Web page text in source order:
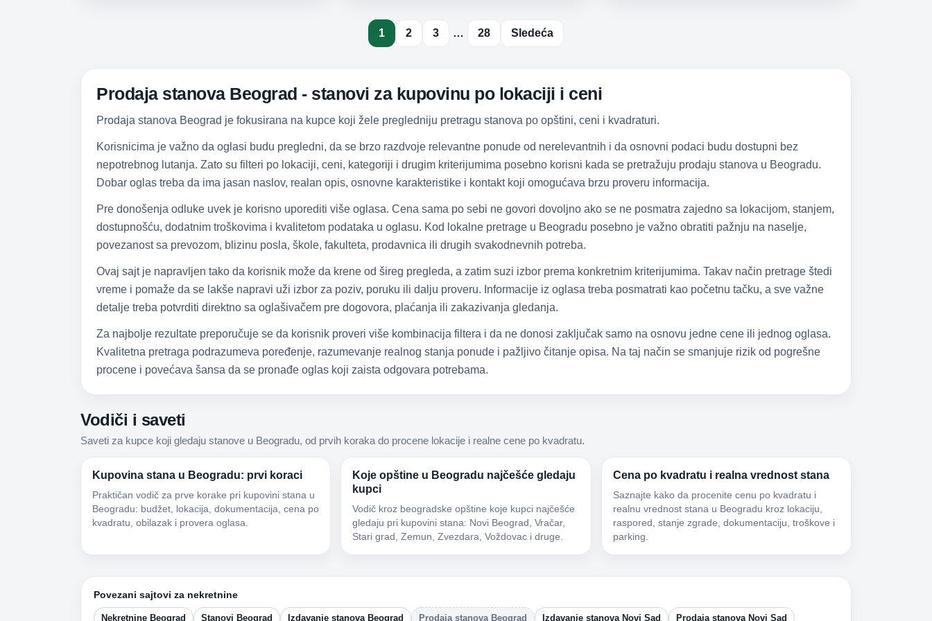
1 2 3 … 28 Sledeća
Prodaja stanova Beograd - stanovi za kupovinu po lokaciji i ceni
Prodaja stanova Beograd je fokusirana na kupce koji žele pregledniju pretragu stanova po opštini, ceni i kvadraturi.
Korisnicima je važno da oglasi budu pregledni, da se brzo razdvoje relevantne ponude od nerelevantnih i da osnovni podaci budu dostupni bez
nepotrebnog lutanja. Zato su filteri po lokaciji, ceni, kategoriji i drugim kriterijumima posebno korisni kada se pretražuju prodaju stanova u Beogradu.
Dobar oglas treba da ima jasan naslov, realan opis, osnovne karakteristike i kontakt koji omogućava brzu proveru informacija.
Pre donošenja odluke uvek je korisno uporediti više oglasa. Cena sama po sebi ne govori dovoljno ako se ne posmatra zajedno sa lokacijom, stanjem,
dostupnošću, dodatnim troškovima i kvalitetom podataka u oglasu. Kod lokalne pretrage u Beogradu posebno je važno obratiti pažnju na naselje,
povezanost sa prevozom, blizinu posla, škole, fakulteta, prodavnica ili drugih svakodnevnih potreba.
Ovaj sajt je napravljen tako da korisnik može da krene od šireg pregleda, a zatim suzi izbor prema konkretnim kriterijumima. Takav način pretrage štedi
vreme i pomaže da se lakše napravi uži izbor za poziv, poruku ili dalju proveru. Informacije iz oglasa treba posmatrati kao početnu tačku, a sve važne
detalje treba potvrditi direktno sa oglašivačem pre dogovora, plaćanja ili zakazivanja gledanja.
Za najbolje rezultate preporučuje se da korisnik proveri više kombinacija filtera i da ne donosi zaključak samo na osnovu jedne cene ili jednog oglasa.
Kvalitetna pretraga podrazumeva poređenje, razumevanje realnog stanja ponude i pažljivo čitanje opisa. Na taj način se smanjuje rizik od pogrešne
procene i povećava šansa da se pronađe oglas koji zaista odgovara potrebama.
Vodiči i saveti
Saveti za kupce koji gledaju stanove u Beogradu, od prvih koraka do procene lokacije i realne cene po kvadratu.
Kupovina stana u Beogradu: prvi koraci
Praktičan vodič za prve korake pri kupovini stana u
Beogradu: budžet, lokacija, dokumentacija, cena po
kvadratu, obilazak i provera oglasa.
Koje opštine u Beogradu najčešće gledaju
kupci
Vodič kroz beogradske opštine koje kupci najčešće
gledaju pri kupovini stana: Novi Beograd, Vračar,
Stari grad, Zemun, Zvezdara, Voždovac i druge.
Cena po kvadratu i realna vrednost stana
Saznajte kako da procenite cenu po kvadratu i
realnu vrednost stana u Beogradu kroz lokaciju,
raspored, stanje zgrade, dokumentaciju, troškove i
parking.
Povezani sajtovi za nekretnine
Nekretnine Beograd Stanovi Beograd Izdavanje stanova Beograd Prodaja stanova Beograd Izdavanje stanova Novi Sad Prodaja stanova Novi Sad